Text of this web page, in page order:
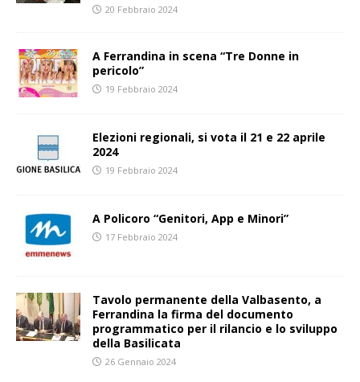
20 Febbraio 2024
A Ferrandina in scena “Tre Donne in
pericolo”
19 Febbraio 2024
Elezioni regionali, si vota il 21 e 22 aprile
2024
19 Febbraio 2024
A Policoro “Genitori, App e Minori”
17 Febbraio 2024
Tavolo permanente della Valbasento, a
Ferrandina la firma del documento
programmatico per il rilancio e lo sviluppo
della Basilicata
26 Gennaio 2024